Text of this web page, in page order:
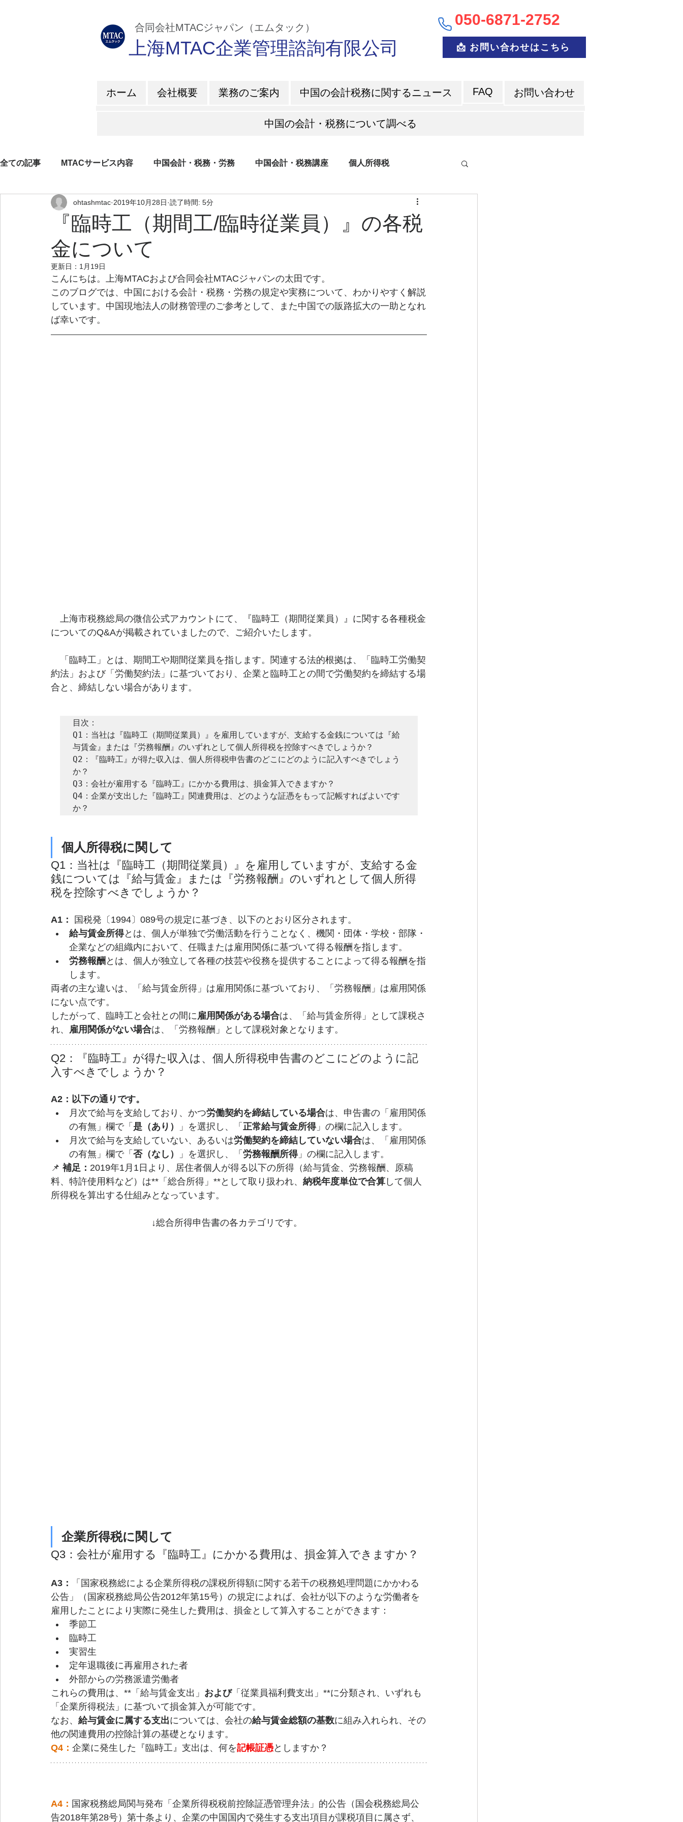
​ 合同会社MTACジャパン（エムタック） 050-6871-2752
上海MTAC企業管理諮詢有限公司 📩 お問い合わせはこちら
ホーム 会社概要 業務のご案内 中国の会計税務に関するニュース FAQ お問い合わせ
中国の会計・税務について調べる
全ての記事 MTACサービス内容 中国会計・税務・労務 中国会計・税務講座 個人所得税
企業所得税 増値税 日系企業紹介 ブログ
『臨時工（期間工/臨時従業員）』の各税
金について
ohtashmtac 2019年10月28日 読了時間: 5分
更新日： 1月19日
こんにちは。上海MTACおよび合同会社MTACジャパンの太田です。
このブログでは、中国における会計・税務・労務の規定や実務について、わかりやすく解説
しています。中国現地法人の財務管理のご参考として、また中国での販路拡大の一助となれ
ば幸いです。
上海市税務総局の微信公式アカウントにて、『臨時工（期間従業員）』に関する各種税金
についてのQ&Aが掲載されていましたので、ご紹介いたします。
「臨時工」とは、期間工や期間従業員を指します。関連する法的根拠は、「臨時工労働契
約法」および「労働契約法」に基づいており、企業と臨時工との間で労働契約を締結する場
合と、締結しない場合があります。
目次：
Q1：当社は『臨時工（期間従業員）』を雇用していますが、支給する金銭については『給
与賃金』または『労務報酬』のいずれとして個人所得税を控除すべきでしょうか？
Q2：『臨時工』が得た収入は、個人所得税申告書のどこにどのように記入すべきでしょう
か？
Q3：会社が雇用する『臨時工』にかかる費用は、損金算入できますか？
Q4：企業が支出した『臨時工』関連費用は、どのような証憑をもって記帳すればよいです
か？
個人所得税に関して
Q1：当社は『臨時工（期間従業員）』を雇用していますが、支給する金
銭については『給与賃金』または『労務報酬』のいずれとして個人所得
税を控除すべきでしょうか？
A1：
国税発〔1994〕089号の規定に基づき、以下のとおり区分されます。
給与賃金所得とは、個人が単独で労働活動を行うことなく、機関・団体・学校・部隊・
企業などの組織内において、任職または雇用関係に基づいて得る報酬を指します。
労務報酬 とは、個人が独立して各種の技芸や役務を提供することによって得る報酬を指
します。
両者の主な違いは、「給与賃金所得」は雇用関係に基づいており、「労務報酬」は雇用関係
にない点です。
したがって、臨時工と会社との間に 雇用関係がある場合は、「給与賃金所得」として課税さ
れ、 雇用関係がない場合は、「労務報酬」として課税対象となります。
Q2：『臨時工』が得た収入は、個人所得税申告書のどこにどのように記
入すべきでしょうか？
A2：以下の通りです。
月次で給与を支給しており、かつ労働契約を締結している場合は、申告書の「雇用関係
の有無」欄で「 是（あり） 」を選択し、「 正常給与賃金所得」の欄に記入します。
月次で給与を支給していない、あるいは労働契約を締結していない場合は、「雇用関係
の有無」欄で「 否（なし） 」を選択し、「 労務報酬所得」の欄に記入します。
📌 補足： 2019年1月1日より、居住者個人が得る以下の所得（給与賃金、労務報酬、原稿
料、特許使用料など）は**「総合所得」**として取り扱われ、 納税年度単位で合算 して個人
所得税を算出する仕組みとなっています。
↓総合所得申告書の各カテゴリです。
企業所得税に関して
Q3：会社が雇用する『臨時工』にかかる費用は、損金算入できますか？
A3：
「国家税務総による企業所得税の課税所得額に関する若干の税務処理問題にかかわる
公告」（国家税務総局公告2012年第15号）の規定によれば、会社が以下のような労働者を
雇用したことにより実際に発生した費用は、損金として算入することができます：
季節工
臨時工
実習生
定年退職後に再雇用された者
外部からの労務派遣労働者
これらの費用は、**「給与賃金支出」 および「従業員福利費支出」**に分類され、いずれも
「企業所得税法」に基づいて損金算入が可能です。
なお、 給与賃金に属する支出については、会社の給与賃金総額の基数に組み入れられ、その
他の関連費用の控除計算の基礎となります。
Q4： 企業に発生した『臨時工』支出は、何を記帳証憑としますか？
A4： 国家税務総局関与発布「企業所得税税前控除証憑管理弁法」的公告（国会税務総局公
告2018年第28号）第十条より、企業の中国国内で発生する支出項目が課税項目に属さず、